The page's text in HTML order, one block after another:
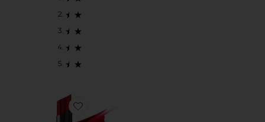
Favorite FORBIDDEN 립스틱